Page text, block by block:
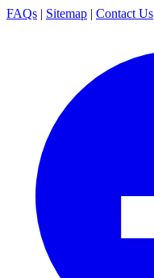
FAQs | Sitemap | Contact Us